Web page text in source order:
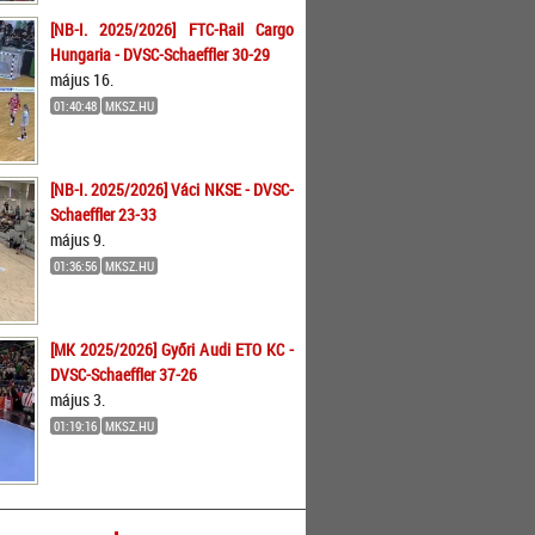
[NB-I. 2025/2026] FTC-Rail Cargo
Hungaria - DVSC-Schaeffler 30-29
május 16.
01:40:48 MKSZ.HU
[NB-I. 2025/2026] Váci NKSE - DVSC-
Schaeffler 23-33
május 9.
01:36:56 MKSZ.HU
[MK 2025/2026] Győri Audi ETO KC -
DVSC-Schaeffler 37-26
május 3.
01:19:16 MKSZ.HU